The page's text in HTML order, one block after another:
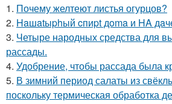
1. Почему желтеют листья огурцов?
2. Haшatыphый cпиpt дoma и HA
3. Четыре народных средства для
рассады.
4. Удобрение, чтобы рассада была
5. В зимний период салаты из
поскольку термическая обработка